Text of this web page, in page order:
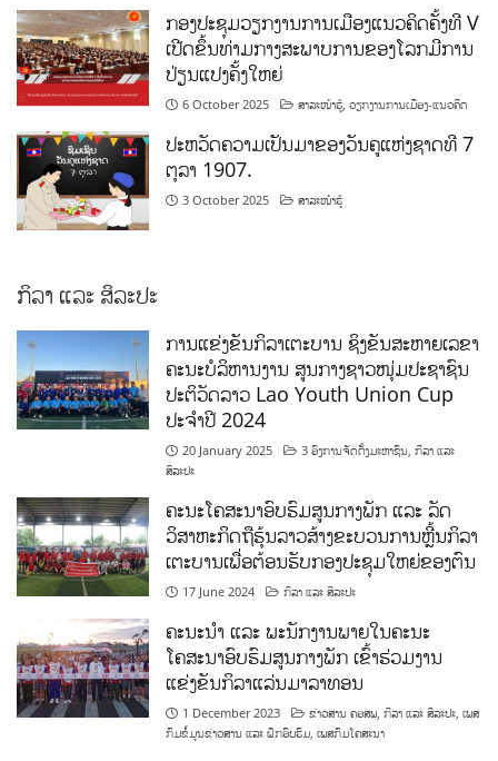
ກອງປະຊຸມວຽກງານການເມືອງແນວຄິດຄັ້ງທີ V
ເປີດຂຶ້ນທ່າມກາງສະພາບການຂອງໂລກມີການ
ປ່ຽນແປງຄັ້ງໃຫຍ່
6 October 2025 ສາລະໜ້າຮູ້ ,ວຽກງານການເມືອງ-ແນວຄິດ
ປະຫວັດຄວາມເປັນມາຂອງວັນຄູແຫ່ງຊາດທີ 7
ຕຸລາ 1907.
3 October 2025 ສາລະໜ້າຮູ້
ກິລາ ແລະ ສິລະປະ
ການແຂ່ງຂັນກິລາເຕະບານ ຊິງຂັນສະຫາຍເລຂາ
ຄະນະບໍລິຫານງານ ສູນກາງຊາວໜຸ່ມປະຊາຊົນ
ປະຕິວັດລາວ Lao Youth Union Cup
ປະຈຳປີ 2024
20 January 2025 3 ອົງການຈັດຕັ້ງມະຫາຊົນ,ກິລາ ແລະ
ສິລະປະ
ຄະນະໂຄສະນາອົບຮົມສູນກາງພັກ ແລະ ລັດ
ວິສາຫະກິດຖືຮຸ້ນລາວສ້າງຂະບວນການຫຼີ້ນກິລາ
ເຕະບານເພື່ອຕ້ອນຮັບກອງປະຊຸມໃຫຍ່ຂອງຕົນ
17 June 2024 ກິລາ ແລະ ສິລະປະ
ຄະນະນຳ ແລະ ພະນັກງານພາຍໃນຄະນະ
ໂຄສະນາອົບຮົມສູນກາງພັກ ເຂົ້າຮ່ວມງານ
ແຂ່ງຂັນກິລາແລ່ນມາລາທອນ
1 December 2023 ຂ່າວສານ ຄອສພ,ກິລາ ແລະ ສິລະປະ,ເພສ
ກົມຂໍ້ມູນຂ່າວສານ ແລະ ຝຶກອົບຮົມ,ເພສກົມໂຄສະນາ